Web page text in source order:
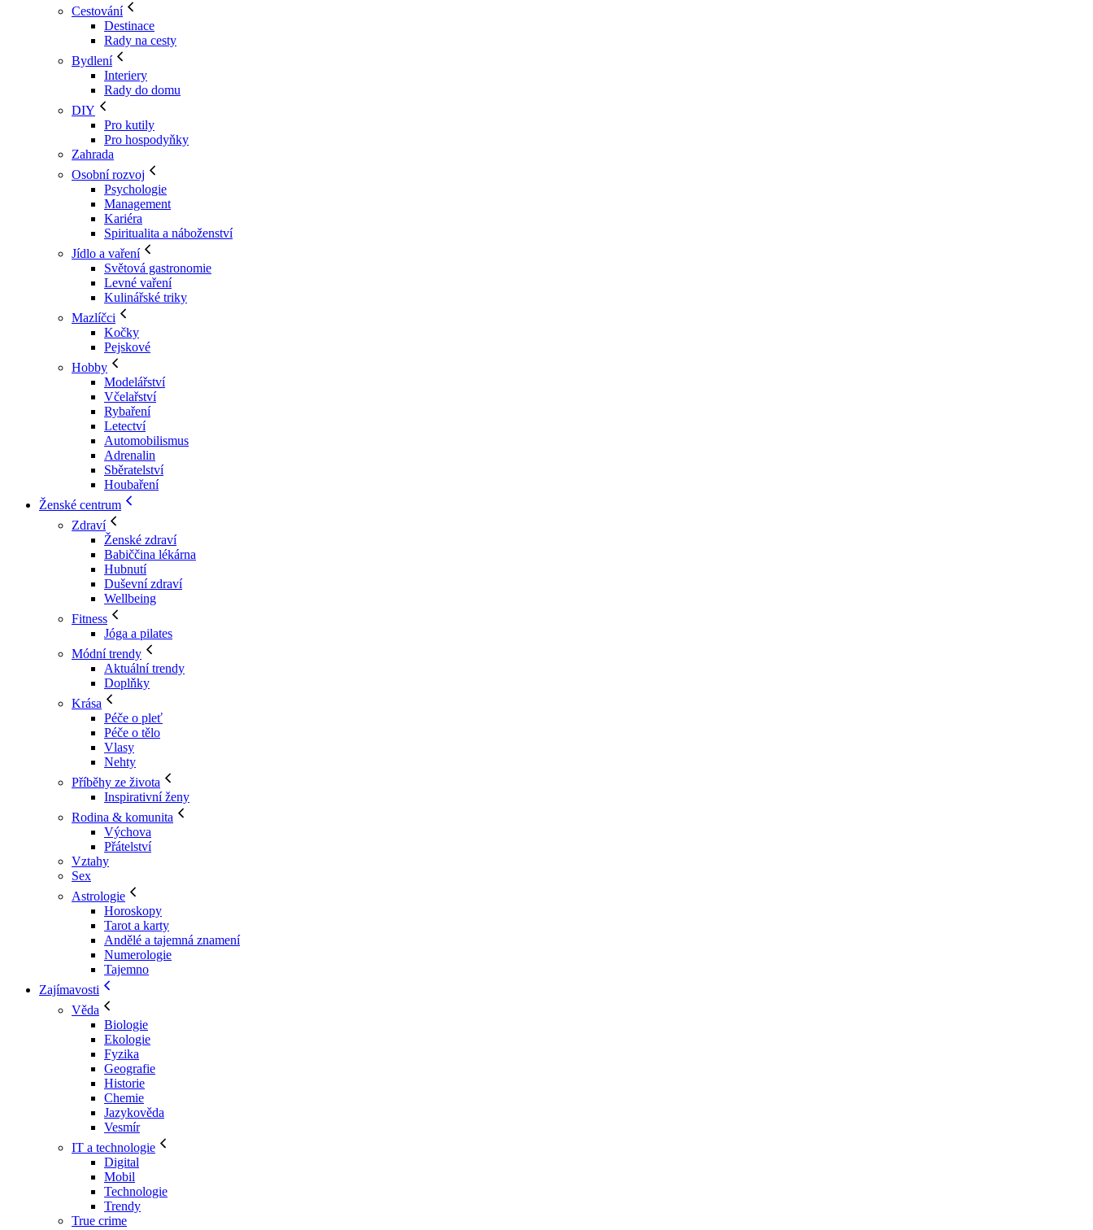
Cestování
Destinace
Rady na cesty
Bydlení
Interiery
Rady do domu
DIY
Pro kutily
Pro hospodyňky
Zahrada
Osobní rozvoj
Psychologie
Management
Kariéra
Spiritualita a náboženství
Jídlo a vaření
Světová gastronomie
Levné vaření
Kulinářské triky
Mazlíčci
Kočky
Pejskové
Hobby
Modelářství
Včelařství
Rybaření
Letectví
Automobilismus
Adrenalin
Sběratelství
Houbaření
Ženské centrum
Zdraví
Ženské zdraví
Babiččina lékárna
Hubnutí
Duševní zdraví
Wellbeing
Fitness
Jóga a pilates
Módní trendy
Aktuální trendy
Doplňky
Krása
Péče o pleť
Péče o tělo
Vlasy
Nehty
Příběhy ze života
Inspirativní ženy
Rodina & komunita
Výchova
Přátelství
Vztahy
Sex
Astrologie
Horoskopy
Tarot a karty
Andělé a tajemná znamení
Numerologie
Tajemno
Zajímavosti
Věda
Biologie
Ekologie
Fyzika
Geografie
Historie
Chemie
Jazykověda
Vesmír
IT a technologie
Digital
Mobil
Technologie
Trendy
True crime